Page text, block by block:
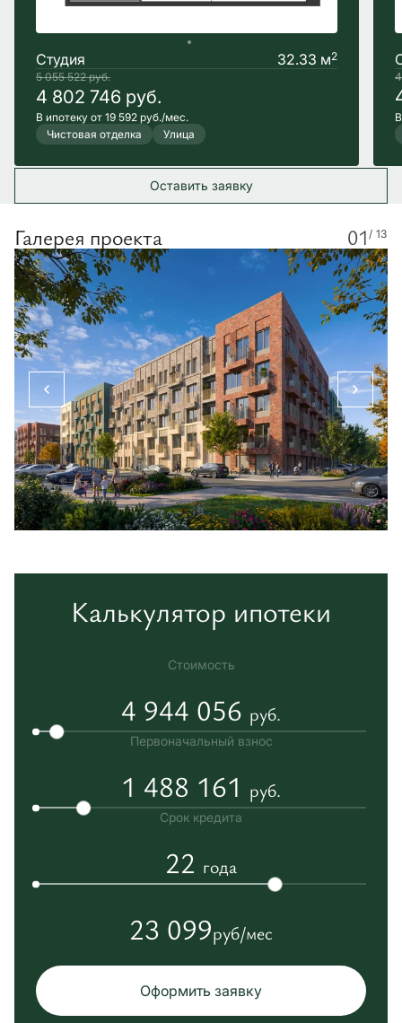
Студия 32.33 м2
5 055 522руб.
4 802 746 руб.
В ипотеку от 19 592 руб./мес.
Чистовая отделка
Улица
Оставить заявку
Галерея проекта 01 / 13
Калькулятор ипотеки
Стоимость
4 944 056 руб.
Первоначальный взнос
1 488 161 руб.
Срок кредита
22 года
23 099руб/мес
Оформить заявку